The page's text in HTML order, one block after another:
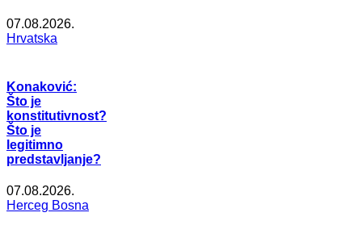
07.08.2026.
Hrvatska
Konaković:
Što je
konstitutivnost?
Što je
legitimno
predstavljanje?
07.08.2026.
Herceg Bosna